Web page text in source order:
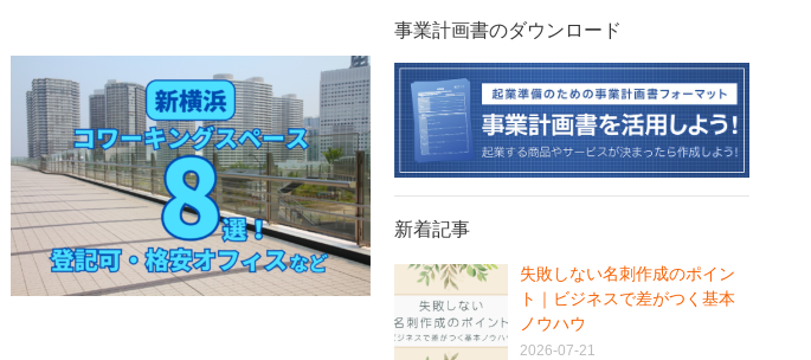
事業計画書のダウンロード
新着記事
失敗しない名刺作成のポイン
ト｜ビジネスで差がつく基本
ノウハウ
2026-07-21